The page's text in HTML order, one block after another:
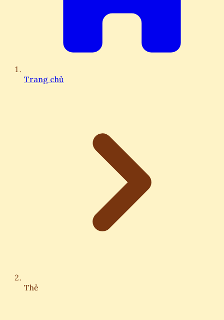
Trang chủ
Thẻ